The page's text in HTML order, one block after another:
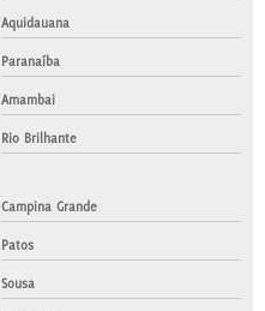
Aquidauana
Paranaíba
Amambai
Rio Brilhante
Campina Grande
Patos
Sousa